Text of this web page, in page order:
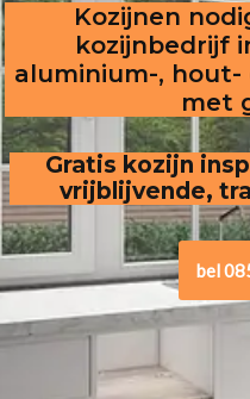
Kozijnen
kozijnbedrijf
aluminium-,
met
Gratis kozijn
vrijblijvende,
bel